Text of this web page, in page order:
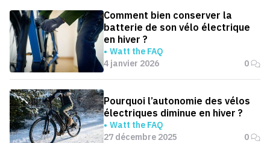
Comment bien conserver la
batterie de son vélo électrique
en hiver ?
Watt the FAQ
4 janvier 2026
0
Pourquoi l’autonomie des vélos
électriques diminue en hiver ?
Watt the FAQ
27 décembre 2025
0